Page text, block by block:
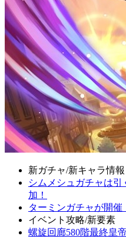
新ガチャ/新キャラ情報
シムメシュガチャは
加！
ターミンガチャが開催
イベント攻略/新要素
螺旋回廊580階最終皇